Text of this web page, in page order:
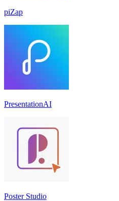
piZap
PresentationAI
Poster Studio